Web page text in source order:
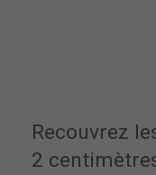
Recouvrez
2